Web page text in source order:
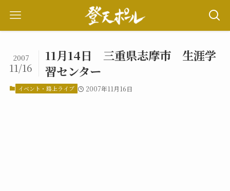
11月14日 三重県志摩市 生涯学
習センター
2007
11/16
イベント・路上ライブ 2007年11月16日